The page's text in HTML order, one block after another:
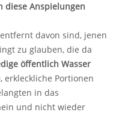
diese Anspielungen
davon sind, jenen
zu glauben, die da
öffentlich Wasser
, erkleckliche Portionen
in das
und nicht wieder